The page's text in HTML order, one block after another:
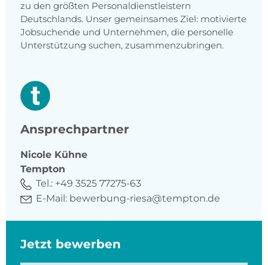
zu den größten Personaldienstleistern
Deutschlands. Unser gemeinsames Ziel: motivierte
Jobsuchende und Unternehmen, die personelle
Unterstützung suchen, zusammenzubringen.
Ansprechpartner
Nicole Kühne
Tempton
Tel.: +49 3525 77275-63
E-Mail: bewerbung-riesa@tempton.de
Jetzt bewerben